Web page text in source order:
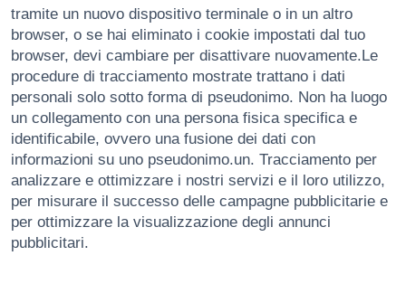
tramite un nuovo dispositivo terminale o in un altro
browser, o se hai eliminato i cookie impostati dal tuo
browser, devi cambiare per disattivare nuovamente.Le
procedure di tracciamento mostrate trattano i dati
personali solo sotto forma di pseudonimo. Non ha luogo
un collegamento con una persona fisica specifica e
identificabile, ovvero una fusione dei dati con
informazioni su uno pseudonimo.un. Tracciamento per
analizzare e ottimizzare i nostri servizi e il loro utilizzo,
per misurare il successo delle campagne pubblicitarie e
per ottimizzare la visualizzazione degli annunci
pubblicitari.